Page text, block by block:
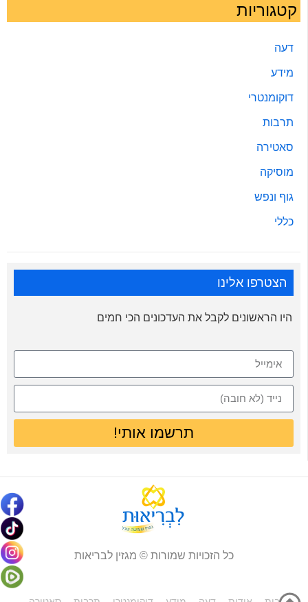
קטגוריות
דעה
מידע
דוקומנטרי
תרבות
סאטירה
מוסיקה
גוף ונפש
כללי
הצטרפו אלינו
היו הראשונים לקבל את העדכונים הכי חמים
תרשמו אותי!
כל הזכויות שמורות © מגזין לבריאות